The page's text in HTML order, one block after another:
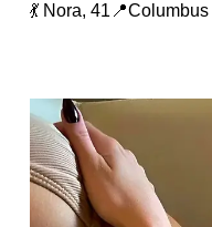
💃 Nora, 41📍Columbus